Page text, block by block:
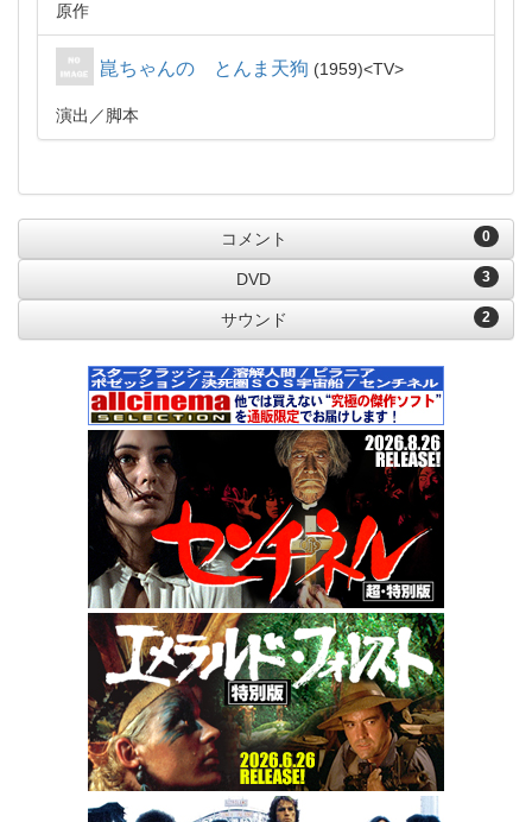
原作
崑ちゃんの とんま天狗 1959 TV
演出 脚本
0
コメント
3
DVD
2
サウンド